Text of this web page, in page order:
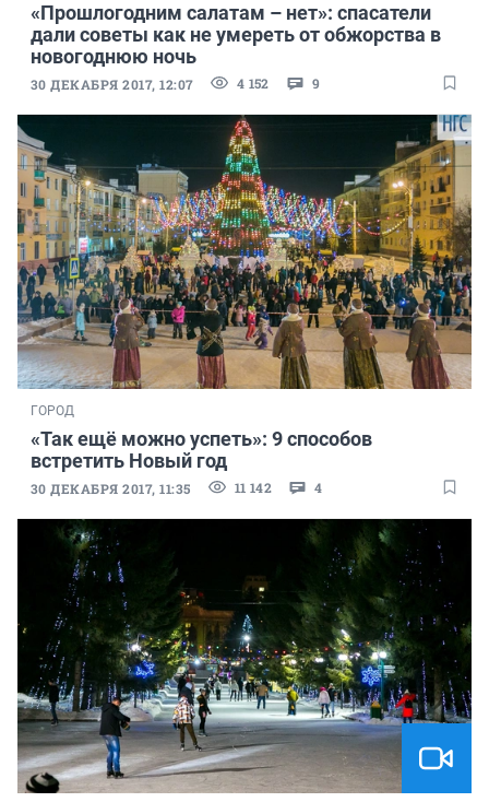
«Прошлогодним салатам – нет»: спасатели
дали советы как не умереть от обжорства в
новогоднюю ночь
30 ДЕКАБРЯ 2017, 12:07 4 152 9
ГОРОД
«Так ещё можно успеть»: 9 способов
встретить Новый год
30 ДЕКАБРЯ 2017, 11:35 11 142 4